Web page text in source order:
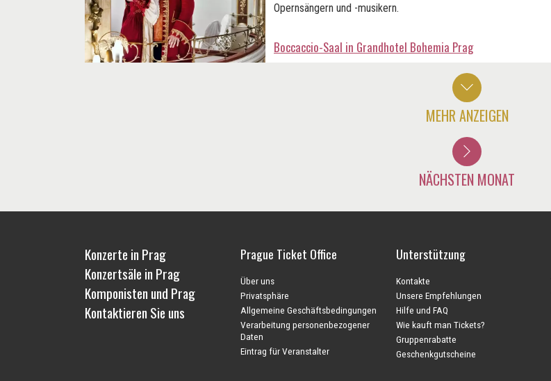
Opernsängern und -musikern.
Boccaccio-Saal in Grandhotel Bohemia Prag
MEHR ANZEIGEN
NÄCHSTEN MONAT
Konzerte in Prag
Konzertsäle in Prag
Komponisten und Prag
Kontaktieren Sie uns
Prague Ticket Office
Über uns
Privatsphäre
Allgemeine Geschäftsbedingungen
Verarbeitung personenbezogener
Daten
Eintrag für Veranstalter
Unterstützung
Kontakte
Unsere Empfehlungen
Hilfe und FAQ
Wie kauft man Tickets?
Gruppenrabatte
Geschenkgutscheine